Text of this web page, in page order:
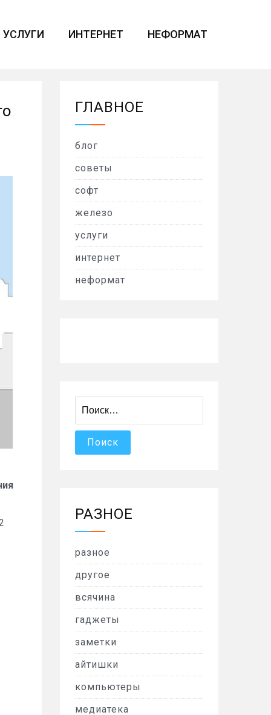
УСЛУГИ ИНТЕРНЕТ НЕФОРМАТ
ГЛАВНОЕ
блог
советы
софт
железо
услуги
интернет
неформат
РАЗНОЕ
разное
другое
всячина
гаджеты
заметки
айтишки
компьютеры
медиатека